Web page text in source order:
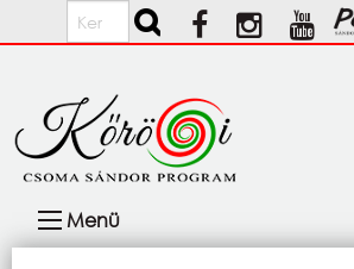
Ugrás a tartalomra
Keresés
navigáció
Menü